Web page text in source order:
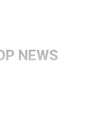
NEWS